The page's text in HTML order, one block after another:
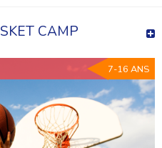
CAMP
7-16 ANS